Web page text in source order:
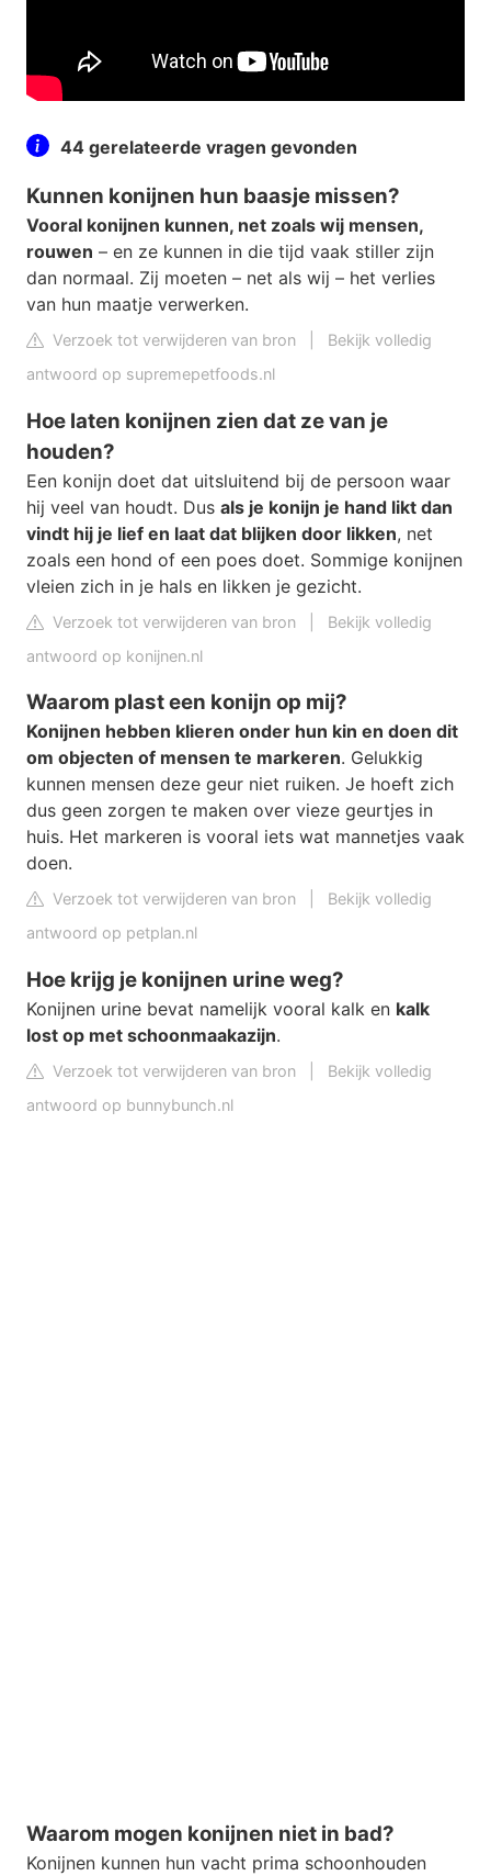
44 gerelateerde vragen gevonden
Kunnen konijnen hun baasje missen?
Vooral konijnen kunnen, net zoals wij mensen,
rouwen – en ze kunnen in die tijd vaak stiller zijn
dan normaal. Zij moeten – net als wij – het verlies
van hun maatje verwerken.
Verzoek tot verwijderen van bron
Bekijk volledig
antwoord op supremepetfoods.nl
Hoe laten konijnen zien dat ze van je
houden?
Een konijn doet dat uitsluitend bij de persoon waar
hij veel van houdt. Dus als je konijn je hand likt dan
vindt hij je lief en laat dat blijken door likken, net
zoals een hond of een poes doet. Sommige konijnen
vleien zich in je hals en likken je gezicht.
Verzoek tot verwijderen van bron
Bekijk volledig
antwoord op konijnen.nl
Waarom plast een konijn op mij?
Konijnen hebben klieren onder hun kin en doen dit
om objecten of mensen te markeren. Gelukkig
kunnen mensen deze geur niet ruiken. Je hoeft zich
dus geen zorgen te maken over vieze geurtjes in
huis. Het markeren is vooral iets wat mannetjes vaak
doen.
Verzoek tot verwijderen van bron
Bekijk volledig
antwoord op petplan.nl
Hoe krijg je konijnen urine weg?
Konijnen urine bevat namelijk vooral kalk en kalk
lost op met schoonmaakazijn.
Verzoek tot verwijderen van bron
Bekijk volledig
antwoord op bunnybunch.nl
Waarom mogen konijnen niet in bad?
Konijnen kunnen hun vacht prima schoonhouden